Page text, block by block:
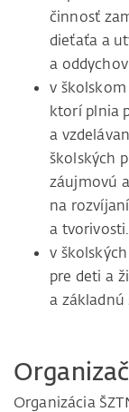
činnosť
dieťaťa a
a
v
ktorí plnia
a
školských
záujmovú
na
a tvorivosti.
v
pre deti a
a základnú
Organizácia